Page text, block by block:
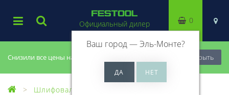
Снизили все цены на 20%, успей купить! Закрыть
Официальный дилер
Ваш город —Эль-Монте?
0
Шлифовальный материал